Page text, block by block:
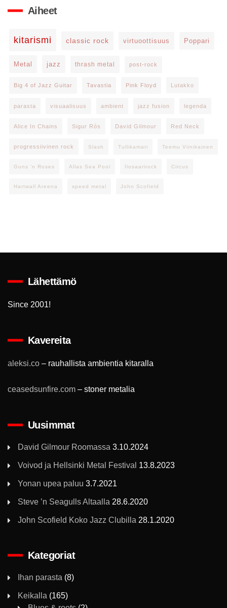
Aiheet
kitarismi classic rock virtuoottisuus Poppari
Metal jazz thrash metal post-rock
Big 4 of Jazz Guitar Tavastia Pink Floyd Lutakko
parasta visuaalisuus ambient jazz fusion legenda
Alice In Chains Sigur Rós David Gilmour Red Neck
progressiivinen rock Slash Tullikamari Teemu Viinikainen
Guns 'n Roses Allas Sea Pool Ilosaarirock Circus
Hartwall Areena speed metal John Scofield
Lähettämö
Since 2001!
Kavereita
aleksi.co – rauhallista ambientia kitaralla
ceasedsunfire.com – stoner metalia
Uusimmat
David Gilmour Roomassa 3.10.2024
Voivod ja Hellsinki Metal Festival 13.8.2023
Yonan upea paluu 3.7.2021
Steve ’n Seagulls Altaalla 28.6.2020
John Scofield Koko Jazz Clubilla 28.1.2020
Kategoriat
Ihan parasta (8)
Keikalla (165)